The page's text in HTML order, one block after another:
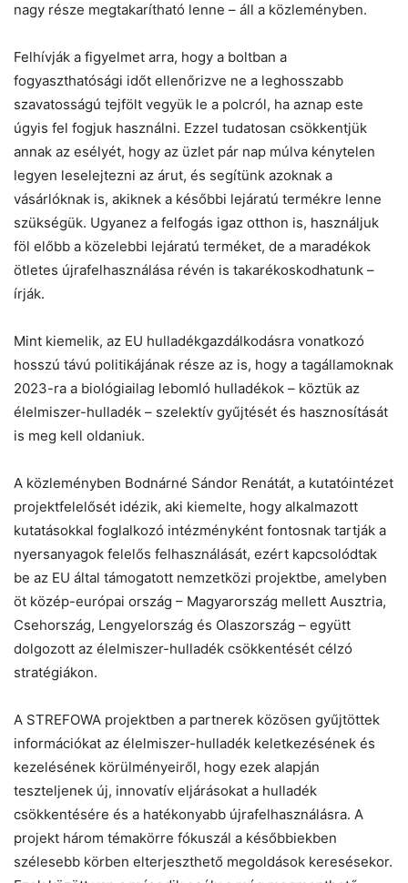
nagy része megtakarítható lenne – áll a közleményben.
Felhívják a figyelmet arra, hogy a boltban a
fogyaszthatósági időt ellenőrizve ne a leghosszabb
szavatosságú tejfölt vegyük le a polcról, ha aznap este
úgyis fel fogjuk használni. Ezzel tudatosan csökkentjük
annak az esélyét, hogy az üzlet pár nap múlva kénytelen
legyen leselejtezni az árut, és segítünk azoknak a
vásárlóknak is, akiknek a későbbi lejáratú termékre lenne
szükségük. Ugyanez a felfogás igaz otthon is, használjuk
föl előbb a közelebbi lejáratú terméket, de a maradékok
ötletes újrafelhasználása révén is takarékoskodhatunk –
írják.
Mint kiemelik, az EU hulladékgazdálkodásra vonatkozó
hosszú távú politikájának része az is, hogy a tagállamoknak
2023-ra a biológiailag lebomló hulladékok – köztük az
élelmiszer-hulladék – szelektív gyűjtését és hasznosítását
is meg kell oldaniuk.
A közleményben Bodnárné Sándor Renátát, a kutatóintézet
projektfelelősét idézik, aki kiemelte, hogy alkalmazott
kutatásokkal foglalkozó intézményként fontosnak tartják a
nyersanyagok felelős felhasználását, ezért kapcsolódtak
be az EU által támogatott nemzetközi projektbe, amelyben
öt közép-európai ország – Magyarország mellett Ausztria,
Csehország, Lengyelország és Olaszország – együtt
dolgozott az élelmiszer-hulladék csökkentését célzó
stratégiákon.
A STREFOWA projektben a partnerek közösen gyűjtöttek
információkat az élelmiszer-hulladék keletkezésének és
kezelésének körülményeiről, hogy ezek alapján
teszteljenek új, innovatív eljárásokat a hulladék
csökkentésére és a hatékonyabb újrafelhasználásra. A
projekt három témakörre fókuszál a későbbiekben
szélesebb körben elterjeszthető megoldások keresésekor.